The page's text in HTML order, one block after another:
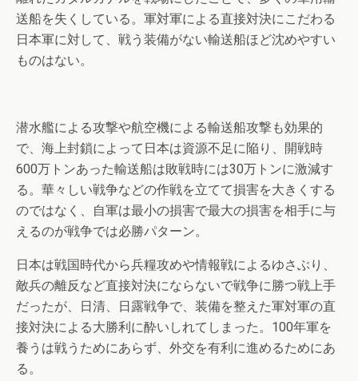
送船を失くしている。軍対軍による直接対決にこだわる
日本軍に対して、戦う装備がない輸送船ほど沈めやすい
ものはない。
潜水艦による攻撃や航空機による輸送船攻撃も効果的
で、海上封鎖によって日本は資源不足に陥り、開戦時
600万トンあった輸送船は敗戦時には30万トンに激減す
る。華々しい戦争などの作戦を立てて損害を大きくする
のではなく、自軍は最小の損害で最大の損害を相手に与
えるのが戦争では必勝パターン。
日本は戦国時代から兵糧攻めや情報戦によるゆさぶり、
敵兵の離反など直接対決にならないで戦争に勝つ戦上手
だったが、日清、日露戦争で、装備を整えた軍対軍の直
接対決による大勝利に酔いしれてしまった。100年軍を
養うは戦うためにあらず、外交を有利に進めるためにあ
る。